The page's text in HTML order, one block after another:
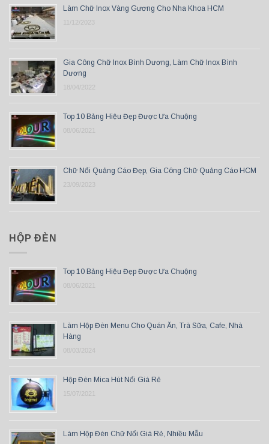
Làm Chữ Inox Vàng Gương Cho Nha Khoa HCM
11/12/2023
Gia Công Chữ Inox Bình Dương, Làm Chữ Inox Bình
Dương
18/04/2022
Top 10 Bảng Hiệu Đẹp Được Ưa Chuộng
08/06/2021
Chữ Nổi Quảng Cáo Đẹp, Gia Công Chữ Quảng Cáo HCM
23/09/2023
HỘP ĐÈN
Top 10 Bảng Hiệu Đẹp Được Ưa Chuộng
08/06/2021
Làm Hộp Đèn Menu Cho Quán Ăn, Trà Sữa, Cafe, Nhà
Hàng
08/03/2024
Hộp Đèn Mica Hút Nổi Giá Rẻ
15/07/2021
Làm Hộp Đèn Chữ Nổi Giá Rẻ, Nhiều Mẫu